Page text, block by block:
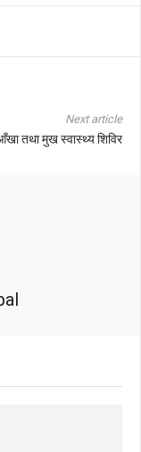
Next article
तथा मुख स्वास्थ्य शिविर